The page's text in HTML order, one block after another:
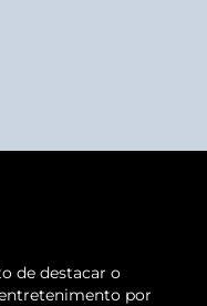
de destacar o
por